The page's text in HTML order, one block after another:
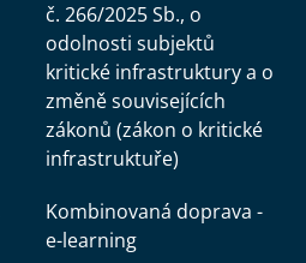
č. 266/2025 Sb., o
odolnosti subjektů
kritické infrastruktury a o
změně souvisejících
zákonů (zákon o kritické
infrastruktuře)
Kombinovaná doprava -
e-learning